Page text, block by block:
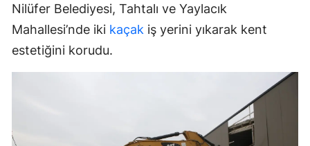
Nilüfer Belediyesi, Tahtalı ve Yaylacık
Mahallesi’nde iki kaçak iş yerini yıkarak kent
estetiğini korudu.